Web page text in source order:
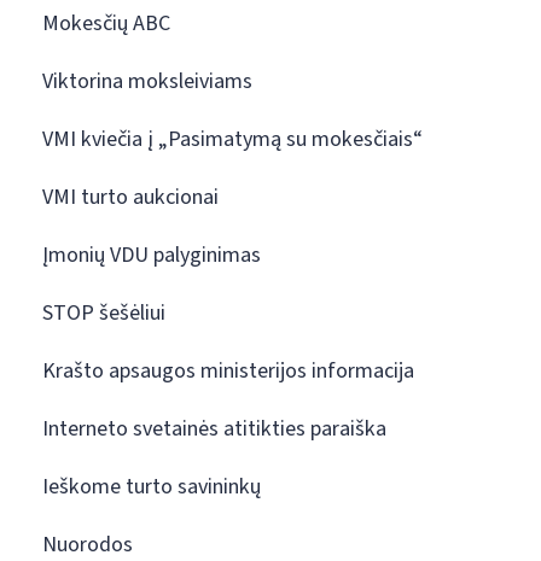
Mokesčių ABC
Viktorina moksleiviams
VMI kviečia į „Pasimatymą su mokesčiais“
VMI turto aukcionai
Įmonių VDU palyginimas
STOP šešėliui
Krašto apsaugos ministerijos informacija
Interneto svetainės atitikties paraiška
Ieškome turto savininkų
Nuorodos